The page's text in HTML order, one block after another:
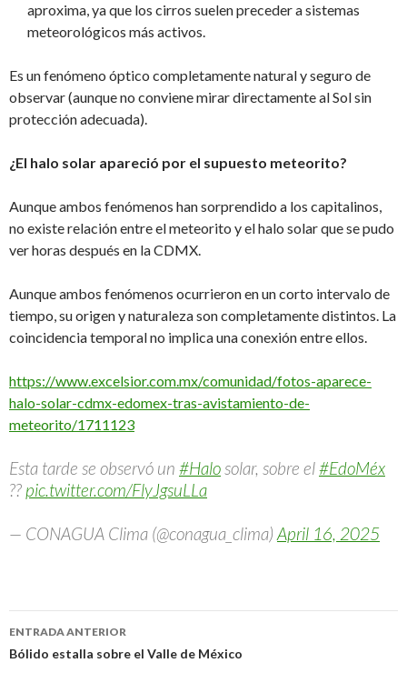
aproxima, ya que los cirros suelen preceder a sistemas
meteorológicos más activos.
Es un fenómeno óptico completamente natural y seguro de
observar (aunque no conviene mirar directamente al Sol sin
protección adecuada).
¿El halo solar apareció por el supuesto meteorito?
Aunque ambos fenómenos han sorprendido a los capitalinos,
no existe relación entre el meteorito y el halo solar que se pudo
ver horas después en la CDMX.
Aunque ambos fenómenos ocurrieron en un corto intervalo de
tiempo, su origen y naturaleza son completamente distintos. La
coincidencia temporal no implica una conexión entre ellos.
https://www.excelsior.com.mx/comunidad/fotos-aparece-
halo-solar-cdmx-edomex-tras-avistamiento-de-
meteorito/1711123
Esta tarde se observó un #Halosolar, sobre el#EdoMéx
?? pic.twitter.com/FlyJgsuLLa
— CONAGUA Clima (@conagua_clima) April 16, 2025
Navegación
de
ENTRADA ANTERIOR
Bólido estalla sobre el Valle de México